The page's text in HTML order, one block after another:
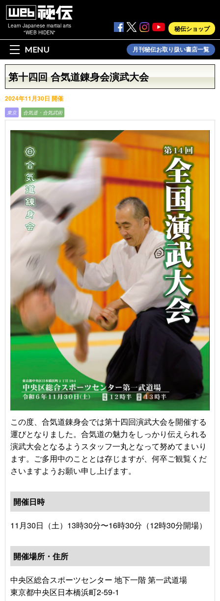
Learn Japanese martial arts
"WEB HIDEN"
秘伝ショップ
MENU 月刊秘伝お取り扱い書店一覧
第十四回 合気道錬身会演武大会
2024年11月30日 開催
東京 合気道・合気武術
この度、合気道錬身会では第十四回演武大会を開催する
運びとなりました。合気道の魅力をしっかり伝えられる
演武大会となるようスタッフ一丸となって努めてまいり
ます。ご多用中のこととは存じますが、何卒ご観覧くだ
さいますようお願い申し上げます。
開催日時
11月30日（土）13時30分〜16時30分（12時30分開場）
開催場所・住所
中央区総合スポーツセンター 地下一階 第一武道場
東京都中央区日本橋浜町2-59-1